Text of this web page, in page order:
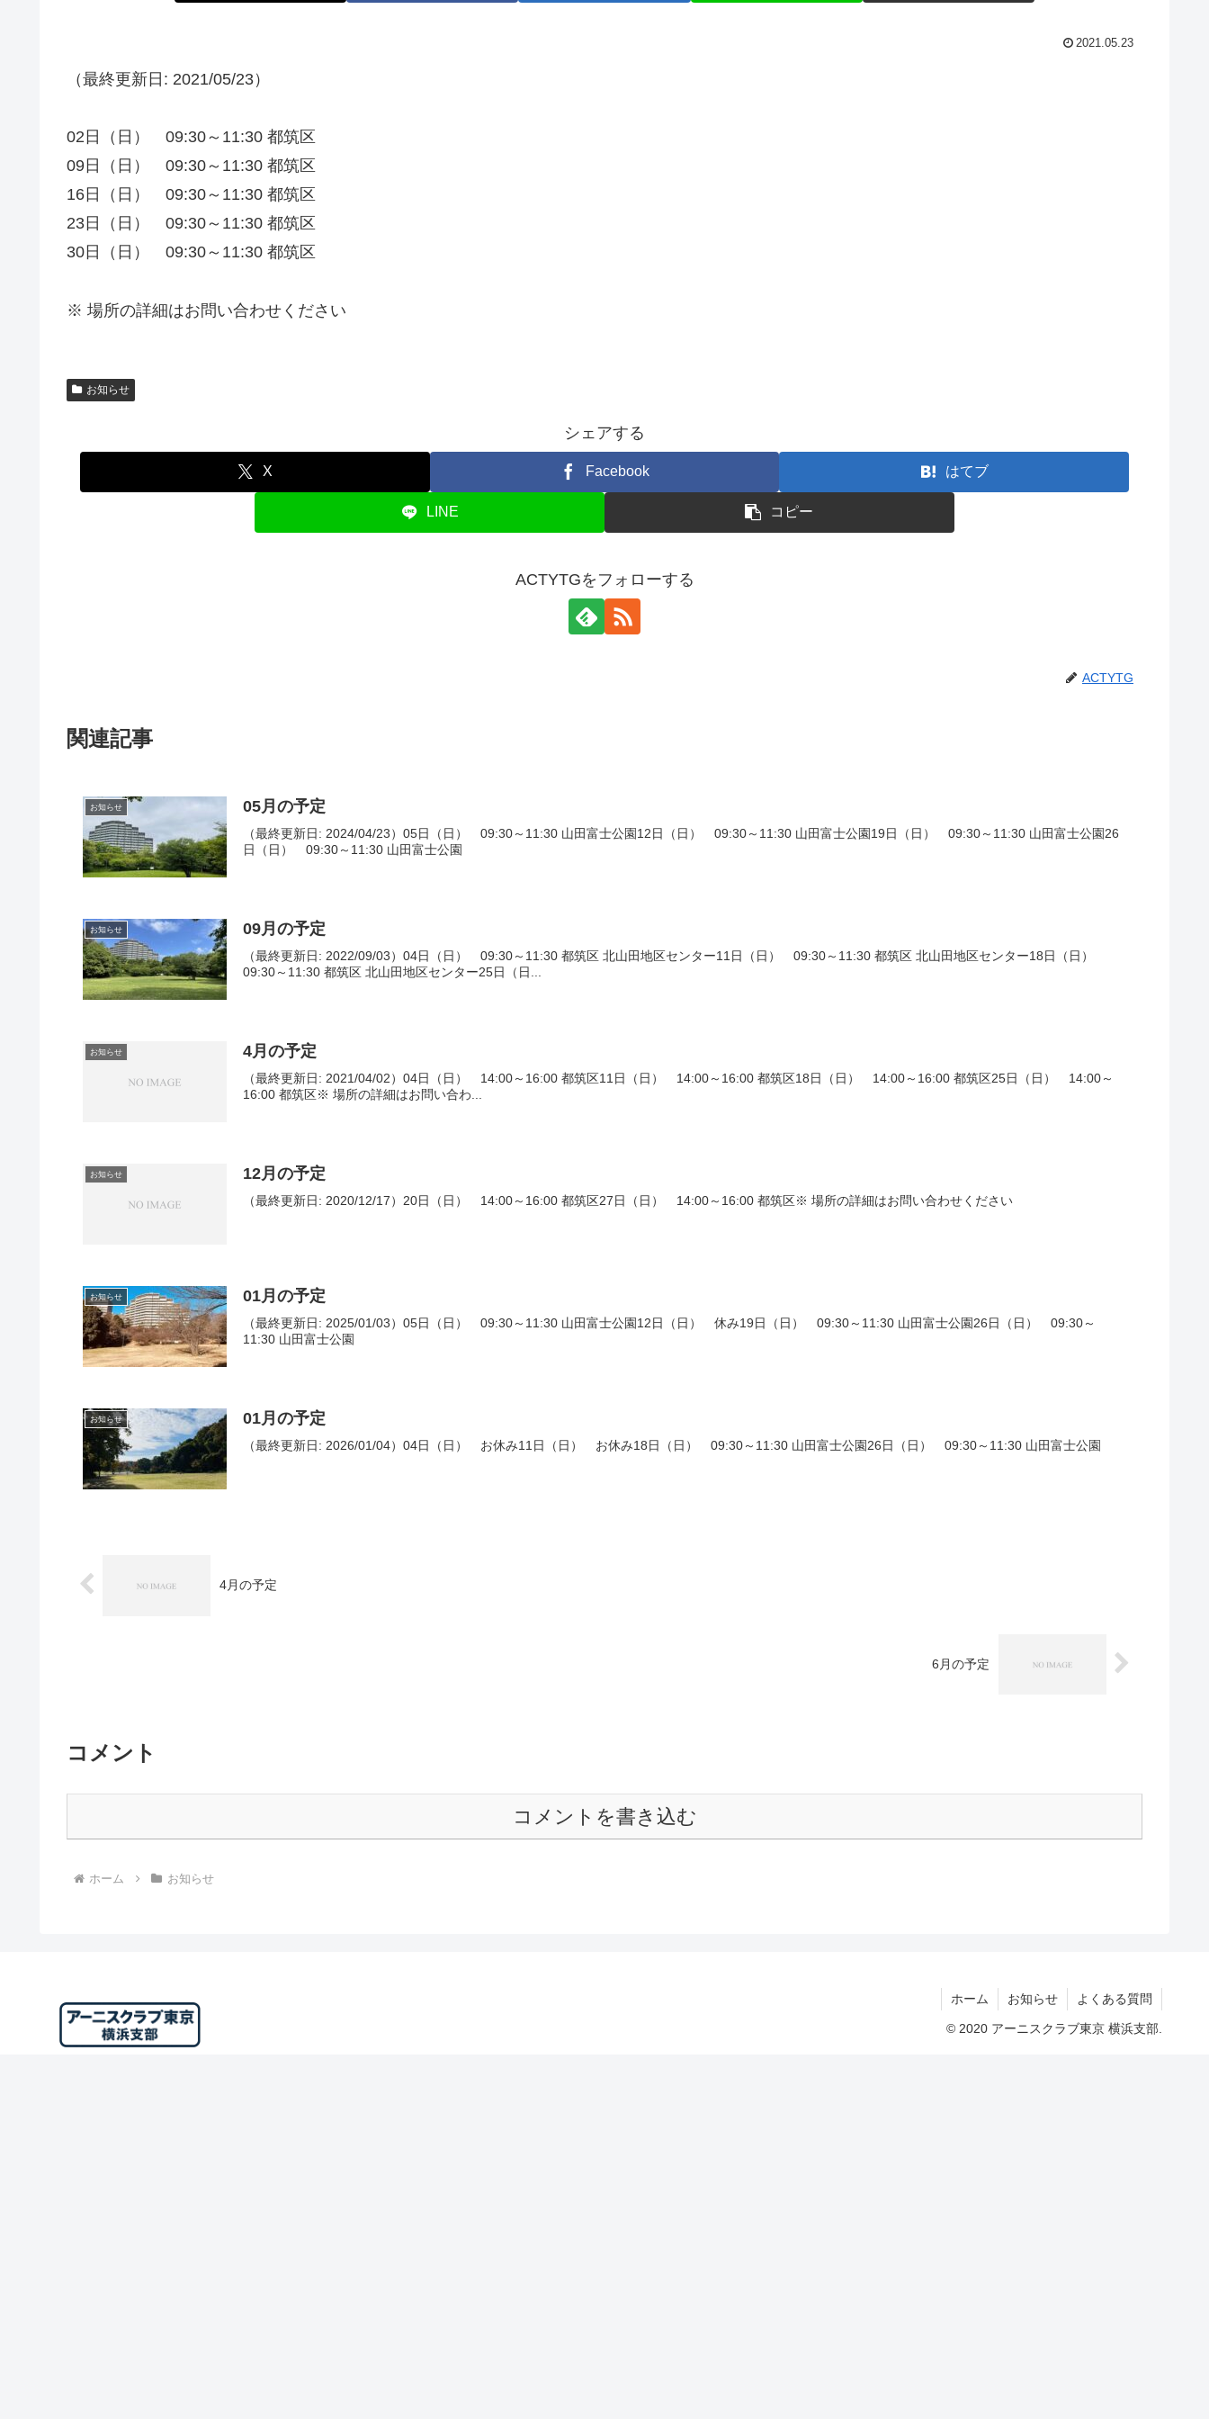
2021.05.23
（最終更新日: 2021/05/23）
02日（日） 09:30～11:30 都筑区
09日（日） 09:30～11:30 都筑区
16日（日） 09:30～11:30 都筑区
23日（日） 09:30～11:30 都筑区
30日（日） 09:30～11:30 都筑区
※ 場所の詳細はお問い合わせください
お知らせ
シェアする
X Facebook はてブ
LINE コピー
ACTYTGをフォローする
ACTYTG
関連記事
お知らせ 05月の予定
（最終更新日: 2024/04/23）05日（日） 09:30～11:30 山田富士公園12日（日） 09:30～11:30 山田富士公園19日（日） 09:30～11:30 山田富士公園26
日（日） 09:30～11:30 山田富士公園
お知らせ 09月の予定
（最終更新日: 2022/09/03）04日（日） 09:30～11:30 都筑区 北山田地区センター11日（日） 09:30～11:30 都筑区 北山田地区センター18日（日）
09:30～11:30 都筑区 北山田地区センター25日（日...
お知らせ 4月の予定
（最終更新日: 2021/04/02）04日（日） 14:00～16:00 都筑区11日（日） 14:00～16:00 都筑区18日（日） 14:00～16:00 都筑区25日（日） 14:00～
16:00 都筑区※ 場所の詳細はお問い合わ...
お知らせ 12月の予定
（最終更新日: 2020/12/17）20日（日） 14:00～16:00 都筑区27日（日） 14:00～16:00 都筑区※ 場所の詳細はお問い合わせください
お知らせ 01月の予定
（最終更新日: 2025/01/03）05日（日） 09:30～11:30 山田富士公園12日（日） 休み19日（日） 09:30～11:30 山田富士公園26日（日） 09:30～
11:30 山田富士公園
お知らせ 01月の予定
（最終更新日: 2026/01/04）04日（日） お休み11日（日） お休み18日（日） 09:30～11:30 山田富士公園26日（日） 09:30～11:30 山田富士公園
4月の予定
6月の予定
コメント
コメントを書き込む
ホーム お知らせ
ホーム お知らせ よくある質問
© 2020 アーニスクラブ東京 横浜支部.